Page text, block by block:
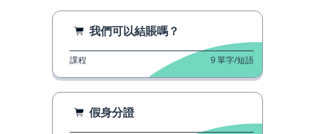
我們可以結賬嗎？
課程 9單字/短語
假身分證